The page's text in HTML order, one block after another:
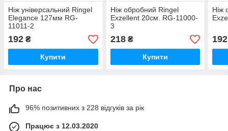
Ніж універсальний Ringel
Elegance 127мм RG-
11011-2
192 ₴
Купити
Ніж обробний Ringel
Exzellent 20см. RG-11000-
3
218₴
Купити
Ніж
192
Про нас
96% позитивних з 228 відгуків за рік
Працює з 12.03.2020